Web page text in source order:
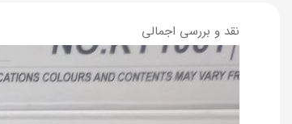
نقد و بررسی اجمالی